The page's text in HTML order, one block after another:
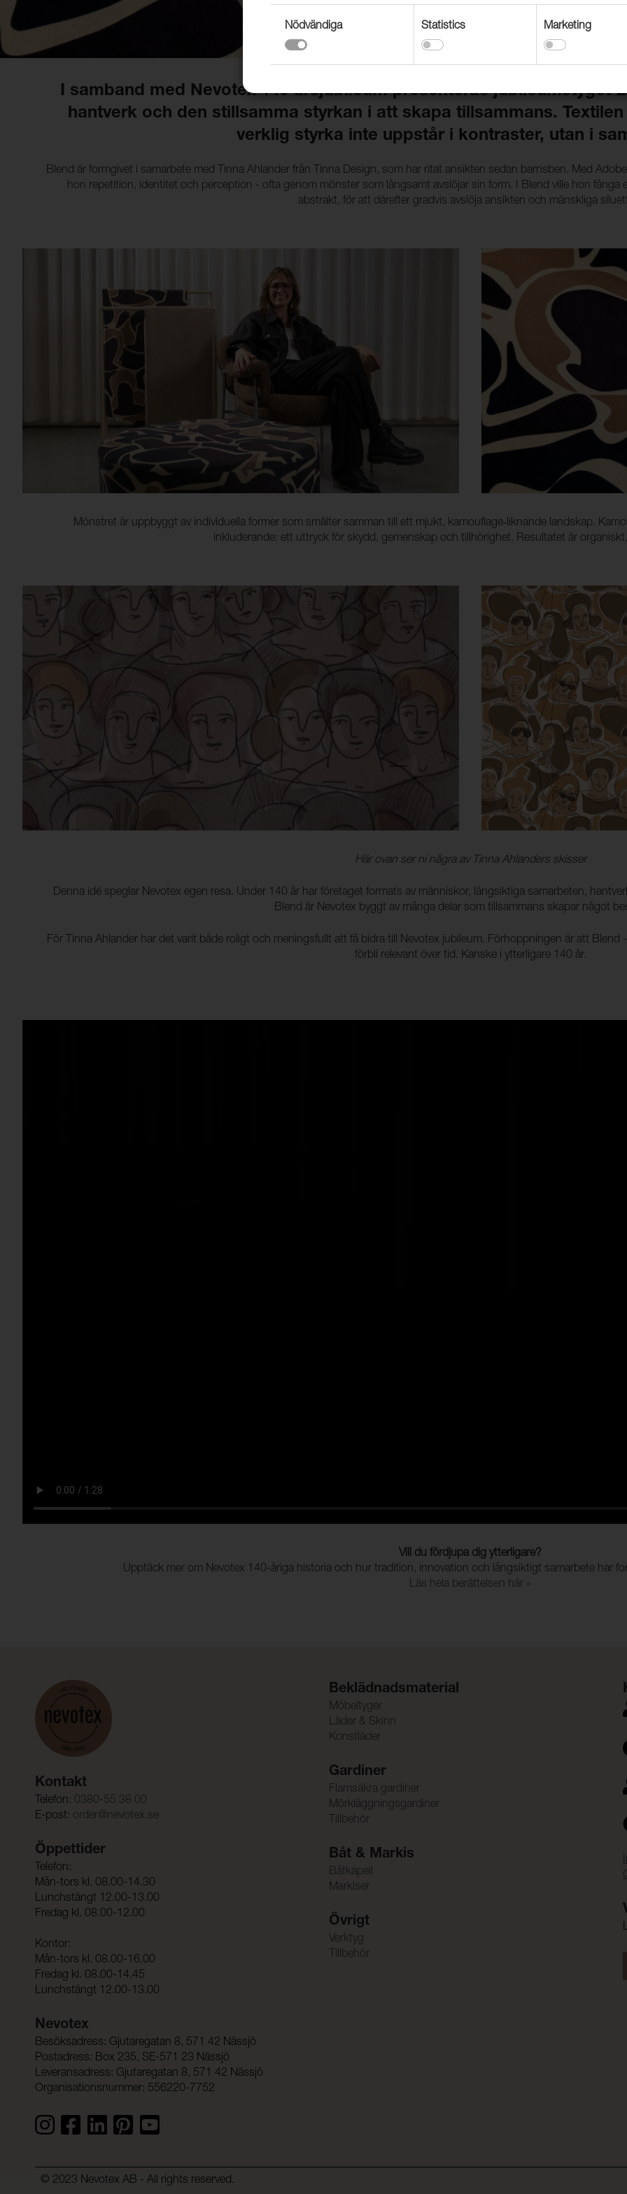
I samband med Nevotex 140‑årsjubileum presenteras jubileumstyget
hantverk och den stillsamma styrkan i att skapa tillsammans.
verklig styrka inte uppstår i kontraster, utan i
Blend är formgivet i samarbete med Tinna Ahlander från Tinna Design, som har ritat ansikten sedan barnsben. Med
hon repetition, identitet och perception - ofta genom mönster som långsamt avslöjar sin form. I Blend ville hon fånga
abstrakt, för att därefter gradvis avslöja ansikten och mänskliga
Mönstret är uppbyggt av individuella former som smälter samman till ett mjukt, kamouflage‑liknande landskap.
inkluderande: ett uttryck för skydd, gemenskap och tillhörighet. Resultatet är
Här ovan ser ni några av Tinna Ahlanders skisser
Denna idé speglar Nevotex egen resa. Under 140 år har företaget formats av människor, långsiktiga samarbeten,
Blend är Nevotex byggt av många delar som tillsammans skapar något
För Tinna Ahlander har det varit både roligt och meningsfullt att få bidra till Nevotex jubileum. Förhoppningen är att Blend
förbli relevant över tid. Kanske i ytterligare 140 år.
Vill du fördjupa dig ytterligare?
Upptäck mer om Nevotex 140-åriga historia och hur tradition, innovation och långsiktigt samarbete har
Läs hela berättelsen här »
Kontakt
Telefon: 0380-55 38 00
E-post: order@nevotex.se
Öppettider
Telefon:
Mån-tors kl. 08.00-14.30
Lunchstängt 12.00-13.00
Fredag kl. 08.00-12.00
Kontor:
Mån-tors kl. 08.00-16.00
Fredag kl. 08.00-14.45
Lunchstängt 12.00-13.00
Nevotex
Besöksadress: Gjutaregatan 8, 571 42 Nässjö
Postadress: Box 235, SE-571 23 Nässjö
Leveransadress: Gjutaregatan 8, 571 42 Nässjö
Organisationsnummer: 556220-7752
Beklädnadsmaterial
Möbeltyger
Läder & Skinn
Konstläder
Gardiner
Flamsäkra gardiner
Mörkläggningsgardiner
Tillbehör
Båt & Markis
Båtkapell
Markiser
Övrigt
Verktyg
Tillbehör
© 2023 Nevotex AB - All rights reserved.
Nödvändiga Statistics Marketing